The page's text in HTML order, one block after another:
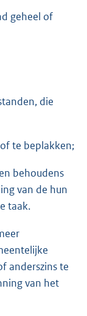
geheel of
die
te beplakken;
behoudens
van de hun
taak.
anderszins te
van het